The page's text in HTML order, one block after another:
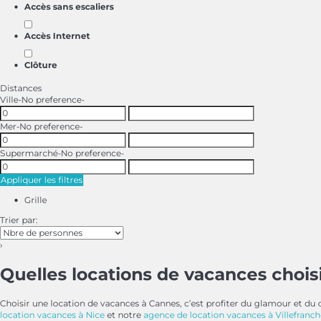
Accès sans escaliers
Accès Internet
Clôture
Distances
Ville-No preference-
Mer-No preference-
Supermarché-No preference-
Appliquer les filtres
Grille
Trier par:
›
Quelles locations de vacances
Choisir une location de vacances à Cannes, c’est profiter du glamour et
location vacances à Nice et notre agence de location vacances à